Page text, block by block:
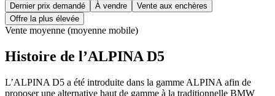
Dernier prix demandé À vendre
Vente aux enchères
Offre la plus élevée
Vente moyenne (moyenne mobile)
Histoire de l’ALPINA D5
L’ALPINA D5 a été introduite dans la gamme ALPINA afin de
proposer une alternative haut de gamme à la traditionnelle BMW